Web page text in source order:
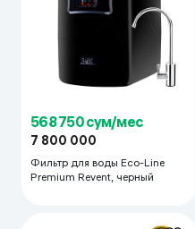
568 750 сум/мес
7 800 000
Фильтр для воды Eco-Line
Premium Revent, черный